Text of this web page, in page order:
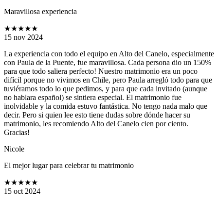
Maravillosa experiencia
★★★★★
15 nov 2024
La experiencia con todo el equipo en Alto del Canelo, especialmente
con Paula de la Puente, fue maravillosa. Cada persona dio un 150%
para que todo saliera perfecto! Nuestro matrimonio era un poco
difícil porque no vivimos en Chile, pero Paula arregló todo para que
tuviéramos todo lo que pedimos, y para que cada invitado (aunque
no hablara español) se sintiera especial. El matrimonio fue
inolvidable y la comida estuvo fantástica. No tengo nada malo que
decir. Pero si quien lee esto tiene dudas sobre dónde hacer su
matrimonio, les recomiendo Alto del Canelo cien por ciento.
Gracias!
Nicole
El mejor lugar para celebrar tu matrimonio
★★★★★
15 oct 2024